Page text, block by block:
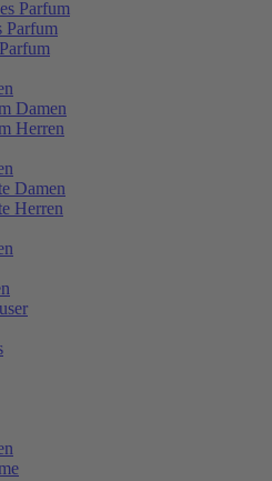
Parfum
Parfum
Damen
Herren
Damen
Herren